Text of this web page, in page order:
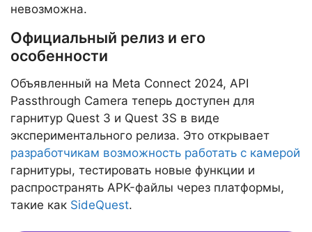
невозможна.
Официальный релиз и его
особенности
Объявленный на Meta Connect 2024, API
Passthrough Camera теперь доступен для
гарнитур Quest 3 и Quest 3S в виде
экспериментального релиза. Это открывает
разработчикам возможность работать с камерой
гарнитуры, тестировать новые функции и
распространять APK-файлы через платформы,
такие как SideQuest.